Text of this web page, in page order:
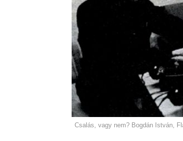
Csalás, vagy nem? Bogdán István,